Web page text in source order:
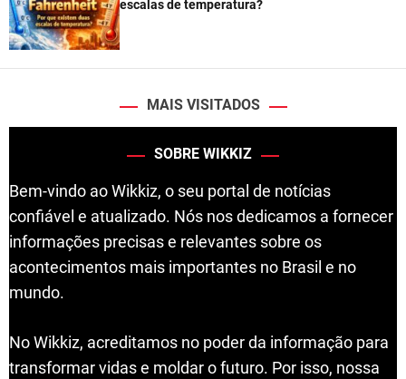
escalas de temperatura?
MAIS VISITADOS
SOBRE WIKKIZ
Bem-vindo ao Wikkiz, o seu portal de notícias
confiável e atualizado. Nós nos dedicamos a fornecer
informações precisas e relevantes sobre os
acontecimentos mais importantes no Brasil e no
mundo.
No Wikkiz, acreditamos no poder da informação para
transformar vidas e moldar o futuro. Por isso, nossa